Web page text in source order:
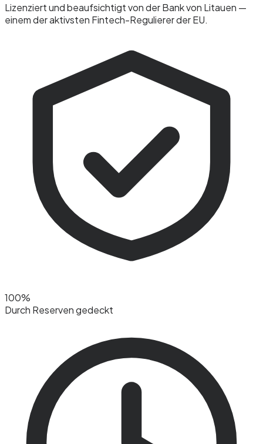
Lizenziert und beaufsichtigt von der Bank von Litauen —
einem der aktivsten Fintech-Regulierer der EU.
100%
Durch Reserven gedeckt